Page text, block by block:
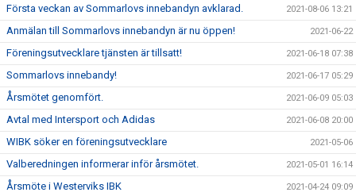
Första veckan av Sommarlovs innebandyn avklarad. 2021-08-06 13:21
Anmälan till Sommarlovs innebandyn är nu öppen! 2021-06-22
Föreningsutvecklare tjänsten är tillsatt! 2021-06-18 07:38
Sommarlovs innebandy! 2021-06-17 05:29
Årsmötet genomfört. 2021-06-09 05:03
Avtal med Intersport och Adidas 2021-06-08 20:00
WIBK söker en föreningsutvecklare 2021-05-06
Valberedningen informerar inför årsmötet. 2021-05-01 16:14
Årsmöte i Westerviks IBK 2021-04-24 09:09